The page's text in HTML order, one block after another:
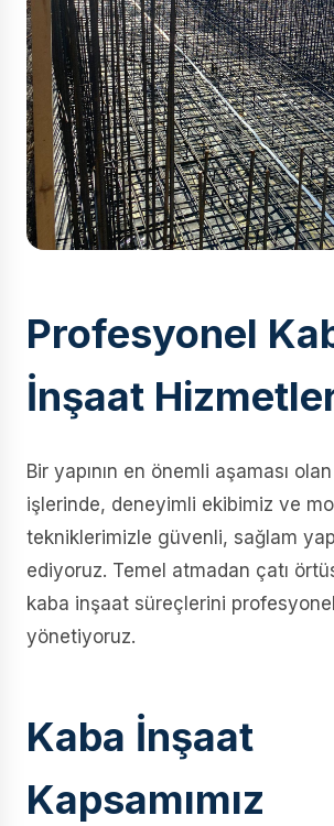
Profesyonel
İnşaat
Bir yapının en önemli aşaması
işlerinde, deneyimli ekibimiz ve
tekniklerimizle güvenli, sağlam
ediyoruz. Temel atmadan çatı
kaba inşaat süreçlerini
yönetiyoruz.
Kaba İnşaat
Kapsamımız